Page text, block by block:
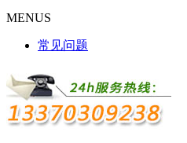
MENUS
常见问题